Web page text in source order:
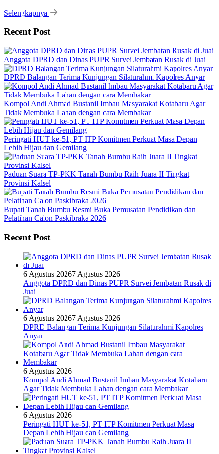
Selengkapnya
Recent Post
Anggota DPRD dan Dinas PUPR Survei Jembatan Rusak di Juai
DPRD Balangan Terima Kunjungan Silaturahmi Kapolres Anyar
Kompol Andi Ahmad Bustanil Imbau Masyarakat Kotabaru Agar
Tidak Membuka Lahan dengan cara Membakar
Peringati HUT ke-51, PT ITP Komitmen Perkuat Masa Depan
Lebih Hijau dan Gemilang
Paduan Suara TP-PKK Tanah Bumbu Raih Juara II Tingkat
Provinsi Kalsel
Bupati Tanah Bumbu Resmi Buka Pemusatan Pendidikan dan
Pelatihan Calon Paskibraka 2026
Recent Post
6 Agustus 20267 Agustus 2026
Anggota DPRD dan Dinas PUPR Survei Jembatan Rusak di
Juai
6 Agustus 20267 Agustus 2026
DPRD Balangan Terima Kunjungan Silaturahmi Kapolres
Anyar
6 Agustus 2026
Kompol Andi Ahmad Bustanil Imbau Masyarakat Kotabaru
Agar Tidak Membuka Lahan dengan cara Membakar
6 Agustus 2026
Peringati HUT ke-51, PT ITP Komitmen Perkuat Masa
Depan Lebih Hijau dan Gemilang